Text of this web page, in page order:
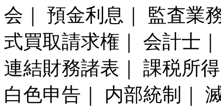
会｜ 預金利息｜ 監査業
式買取請求権｜ 会計士
連結財務諸表｜ 課税所
白色申告｜ 内部統制｜